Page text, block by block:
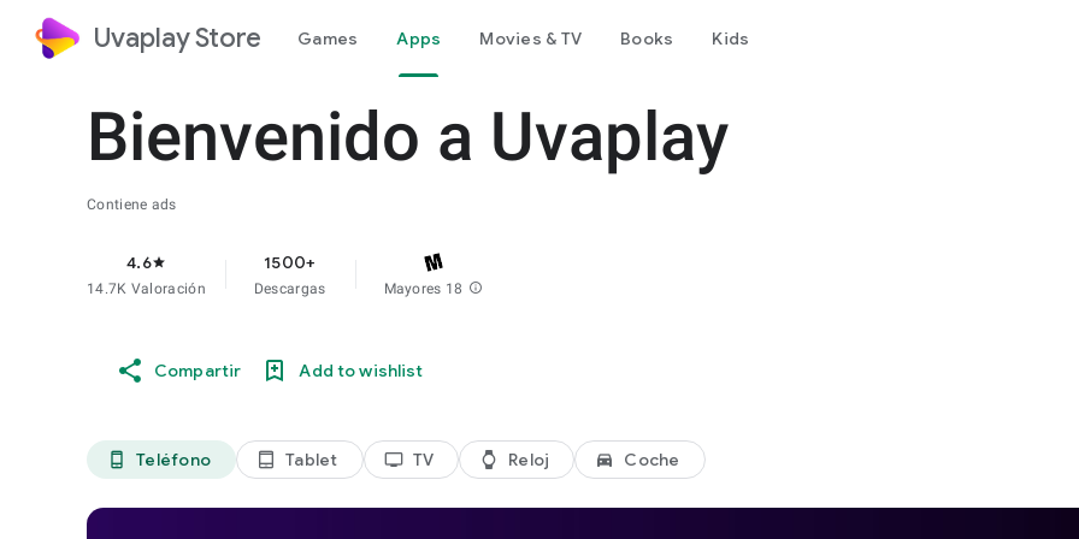
Uvaplay Store Games Apps Movies & TV Books Kids
Bienvenido a Uvaplay
Contiene ads
4.6star
14.7K Valoración
1500+
Descargas Mayores 18 info
Compartir Add to wishlist
phone_android Teléfono tablet_android Tablet tv TV watch Reloj directions_car_filled Coche